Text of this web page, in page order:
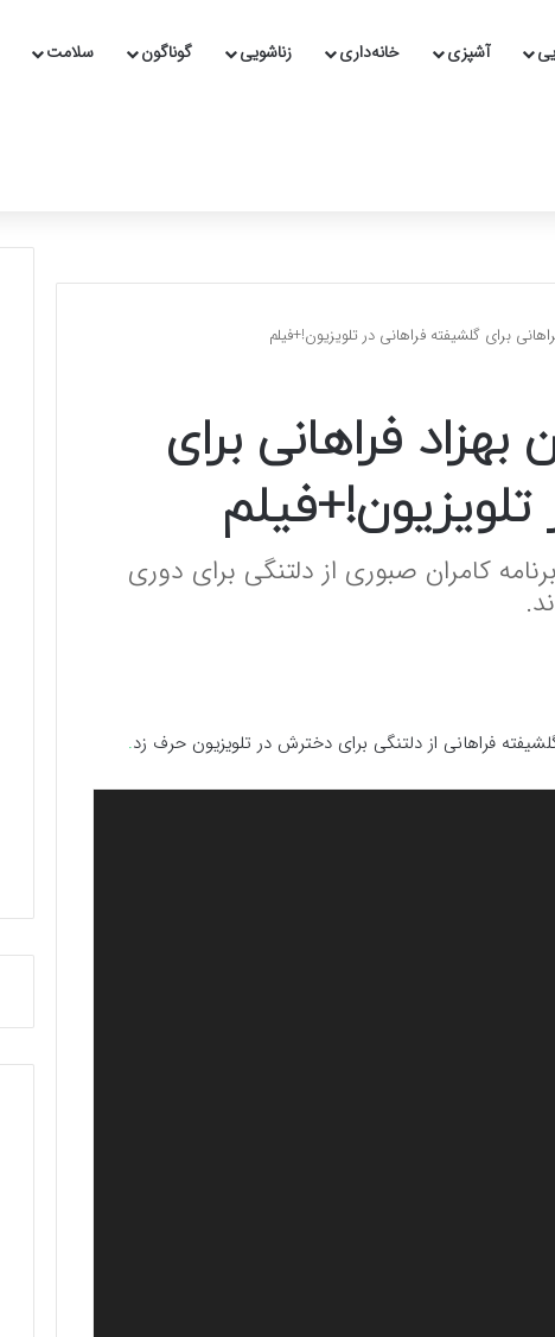
آشپزی خانه‌داری زناشویی گوناگون سلامت
برای گلشیفته فراهانی در تلویزیون!+فیلم
فراهانی برای
کامران صبوری از دلتنگی برای دوری
فراهانی از دلتنگی برای دخترش در تلویزیون حرف زد.